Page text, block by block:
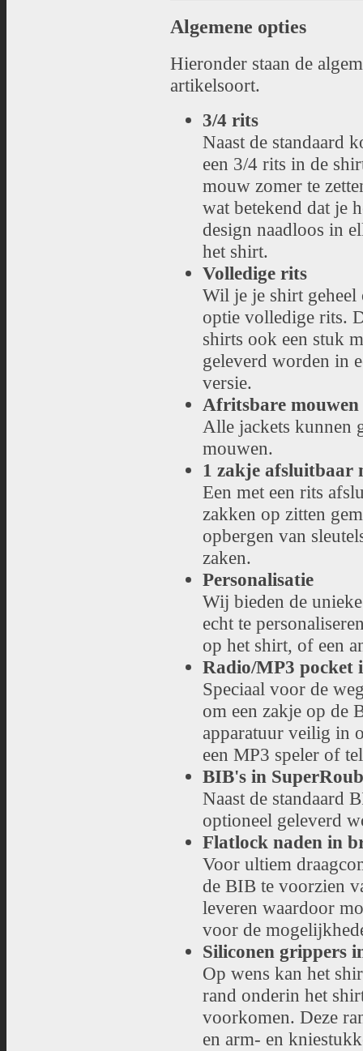
Algemene opties
Hieronder staan de
artikelsoort.
3/4 rits
Naast de standaard
een 3/4 rits in de
mouw zomer te
wat betekend dat je
design naadloos in
het shirt.
Volledige rits
Wil je je shirt geheel
optie volledige rits.
shirts ook een stuk
geleverd worden in
versie.
Afritsbare mouwen
Alle jackets kunnen
mouwen.
1 zakje afsluitbaar
Een met een rits
zakken op zitten
opbergen van
zaken.
Personalisatie
Wij bieden de
echt te
op het shirt, of een
Radio/MP3 pocket
Speciaal voor de
om een zakje op de
apparatuur veilig in
een MP3 speler of
BIB's in
Naast de standaard
optioneel geleverd
Flatlock naden in
Voor ultiem
de BIB te voorzien
leveren waardoor
voor de
Siliconen grippers
Op wens kan het
rand onderin het
voorkomen. Deze
en arm- en